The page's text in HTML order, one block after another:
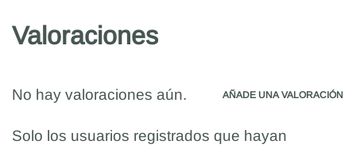
Valoraciones
No hay valoraciones aún. AÑADE UNA VALORACIÓN
Solo los usuarios registrados que hayan